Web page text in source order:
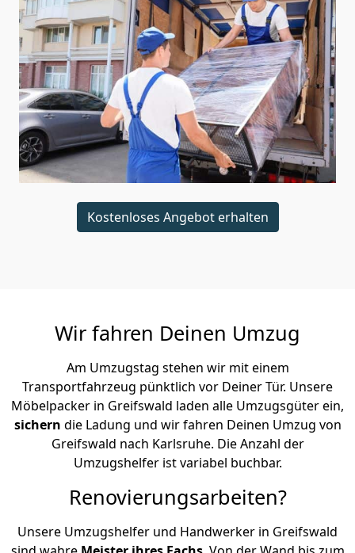
Kostenloses Angebot erhalten
Wir fahren Deinen Umzug
Am Umzugstag stehen wir mit einem
Transportfahrzeug pünktlich vor Deiner Tür. Unsere
Möbelpacker in Greifswald laden alle Umzugsgüter ein,
sichern die Ladung und wir fahren Deinen Umzug von
Greifswald nach Karlsruhe. Die Anzahl der
Umzugshelfer ist variabel buchbar.
Renovierungsarbeiten?
Unsere Umzugshelfer und Handwerker in Greifswald